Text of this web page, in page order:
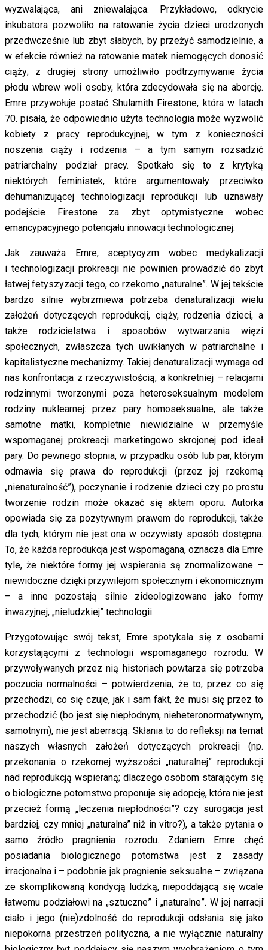
wyzwalająca, ani zniewalająca. Przykładowo, odkrycie
inkubatora pozwoliło na ratowanie życia dzieci urodzonych
przedwcześnie lub zbyt słabych, by przeżyć samodzielnie, a
w efekcie również na ratowanie matek niemogących donosić
ciąży; z drugiej strony umożliwiło podtrzymywanie życia
płodu wbrew woli osoby, która zdecydowała się na aborcję.
Emre przywołuje postać Shulamith Firestone, która w latach
70. pisała, że odpowiednio użyta technologia może wyzwolić
kobiety z pracy reprodukcyjnej, w tym z konieczności
noszenia ciąży i rodzenia – a tym samym rozsadzić
patriarchalny podział pracy. Spotkało się to z krytyką
niektórych feministek, które argumentowały przeciwko
dehumanizującej technologizacji reprodukcji lub uznawały
podejście Firestone za zbyt optymistyczne wobec
emancypacyjnego potencjału innowacji technologicznej.
Jak zauważa Emre, sceptycyzm wobec medykalizacji
i technologizacji prokreacji nie powinien prowadzić do zbyt
łatwej fetyszyzacji tego, co rzekomo „naturalne”. W jej tekście
bardzo silnie wybrzmiewa potrzeba denaturalizacji wielu
założeń dotyczących reprodukcji, ciąży, rodzenia dzieci, a
także rodzicielstwa i sposobów wytwarzania więzi
społecznych, zwłaszcza tych uwikłanych w patriarchalne i
kapitalistyczne mechanizmy. Takiej denaturalizacji wymaga od
nas konfrontacja z rzeczywistością, a konkretniej – relacjami
rodzinnymi tworzonymi poza heteroseksualnym modelem
rodziny nuklearnej: przez pary homoseksualne, ale także
samotne matki, kompletnie niewidzialne w przemyśle
wspomaganej prokreacji marketingowo skrojonej pod ideał
pary. Do pewnego stopnia, w przypadku osób lub par, którym
odmawia się prawa do reprodukcji (przez jej rzekomą
„nienaturalność”), poczynanie i rodzenie dzieci czy po prostu
tworzenie rodzin może okazać się aktem oporu. Autorka
opowiada się za pozytywnym prawem do reprodukcji, także
dla tych, którym nie jest ona w oczywisty sposób dostępna.
To, że każda reprodukcja jest wspomagana, oznacza dla Emre
tyle, że niektóre formy jej wspierania są znormalizowane –
niewidoczne dzięki przywilejom społecznym i ekonomicznym
– a inne pozostają silnie zideologizowane jako formy
inwazyjnej, „nieludzkiej” technologii.
Przygotowując swój tekst, Emre spotykała się z osobami
korzystającymi z technologii wspomaganego rozrodu. W
przywoływanych przez nią historiach powtarza się potrzeba
poczucia normalności – potwierdzenia, że to, przez co się
przechodzi, co się czuje, jak i sam fakt, że musi się przez to
przechodzić (bo jest się niepłodnym, nieheteronormatywnym,
samotnym), nie jest aberracją. Skłania to do refleksji na temat
naszych własnych założeń dotyczących prokreacji (np.
przekonania o rzekomej wyższości „naturalnej” reprodukcji
nad reprodukcją wspieraną; dlaczego osobom starającym się
o biologiczne potomstwo proponuje się adopcję, która nie jest
przecież formą „leczenia niepłodności”? czy surogacja jest
bardziej, czy mniej „naturalna” niż in vitro?), a także pytania o
samo źródło pragnienia rozrodu. Zdaniem Emre chęć
posiadania biologicznego potomstwa jest z zasady
irracjonalna i – podobnie jak pragnienie seksualne – związana
ze skomplikowaną kondycją ludzką, niepoddającą się wcale
łatwemu podziałowi na „sztuczne” i „naturalne”. W jej narracji
ciało i jego (nie)zdolność do reprodukcji odsłania się jako
niepokorna przestrzeń polityczna, a nie wyłącznie naturalny